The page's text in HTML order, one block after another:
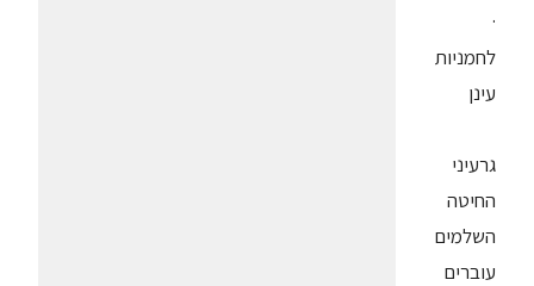
·
לחמניות
עינן
גרעיני
החיטה
השלמים
עוברים